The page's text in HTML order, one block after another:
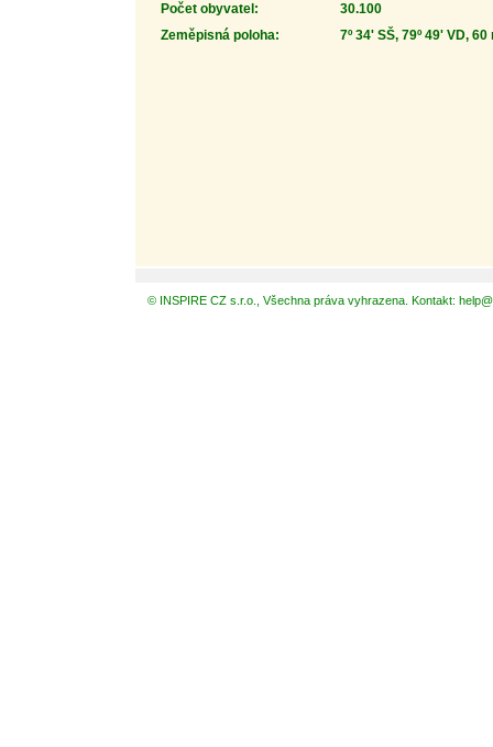
Počet obyvatel:
30.100
Zeměpisná poloha:
7º 34' SŠ, 79º 49' VD, 60
© INSPIRE CZ s.r.o., Všechna práva vyhrazena. Kontakt: